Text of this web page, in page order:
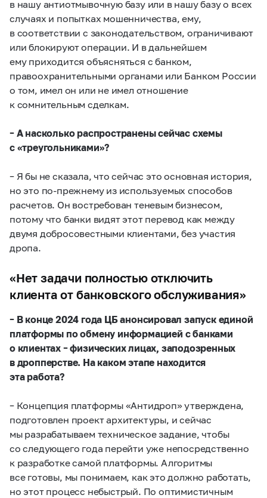
в нашу антиотмывочную базу или в нашу базу о всех
случаях и попытках мошенничества, ему,
в соответствии с законодательством, ограничивают
или блокируют операции. И в дальнейшем
ему приходится объясняться с банком,
правоохранительными органами или Банком России
о том, имел он или не имел отношение
к сомнительным сделкам.
– А насколько распространены сейчас схемы
с «треугольниками»?
– Я бы не сказала, что сейчас это основная история,
но это по-прежнему из используемых способов
расчетов. Он востребован теневым бизнесом,
потому что банки видят этот перевод как между
двумя добросовестными клиентами, без участия
дропа.
«Нет задачи полностью отключить
клиента от банковского обслуживания»
– В конце 2024 года ЦБ анонсировал запуск единой
платформы по обмену информацией с банками
о клиентах – физических лицах, заподозренных
в дропперстве. На каком этапе находится
эта работа?
– Концепция платформы «Антидроп» утверждена,
подготовлен проект архитектуры, и сейчас
мы разрабатываем техническое задание, чтобы
со следующего года перейти уже непосредственно
к разработке самой платформы. Алгоритмы
все готовы, мы понимаем, как это должно работать,
но этот процесс небыстрый. По оптимистичным